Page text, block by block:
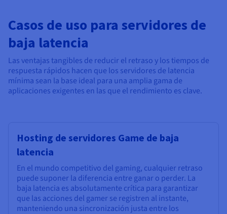
Casos de uso para servidores de
baja latencia
Las ventajas tangibles de reducir el retraso y los tiempos de
respuesta rápidos hacen que los servidores de latencia
mínima sean la base ideal para una amplia gama de
aplicaciones exigentes en las que el rendimiento es clave.
Hosting de servidores Game de baja
latencia
En el mundo competitivo del gaming, cualquier retraso
puede suponer la diferencia entre ganar o perder. La
baja latencia es absolutamente crítica para garantizar
que las acciones del gamer se registren al instante,
manteniendo una sincronización justa entre los